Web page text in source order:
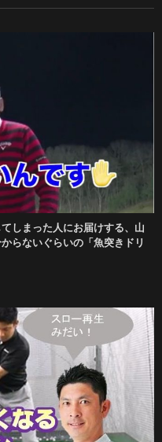
しまった人にお届けする、山
らないぐらいの「魚突きドリ